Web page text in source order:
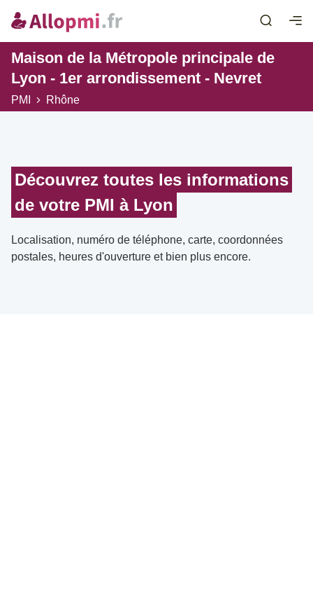
Maison de la Métropole principale de
Lyon - 1er arrondissement - Nevret
PMI Rhône
Découvrez toutes les informations
de votre PMI à Lyon
Localisation, numéro de téléphone, carte, coordonnées
postales, heures d'ouverture et bien plus encore.